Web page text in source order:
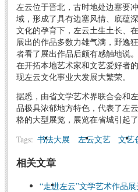
左云位于晋北，古时地处边塞要
域，形成了具有边塞风情、底蕴
文化的孕育下，左云土生土长、
展出的作品多数力雄气满，野逸
者看了展出作品后颇有感触地说
在开拓本地艺术家和文艺爱好者
现左云文化事业大发展大繁荣。
据悉，由省文学艺术界联合会和
品极具浓郁地方特色，代表了左
格的大型展览，展览在省城引起
Tags: 书法大展 左云文艺 文艺
相关文章
“走进左云”文学艺术作品